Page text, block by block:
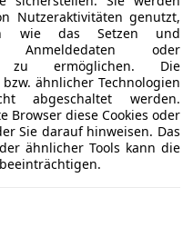
mit Saugmotor
umfangreich
Scheiben, verstellbaren
Für ein Fahrzeug aus
dahersehr modern
liegt
bei etwa 25.000 Euro.
Nutzeraktivitäten genutzt,
wie das Setzen und
Anmeldedaten oder
zu ermöglichen. Die
ähnlicher Technologien
abgeschaltet werden.
Browser diese Cookies oder
Sie darauf hinweisen. Das
ähnlicher Tools kann die